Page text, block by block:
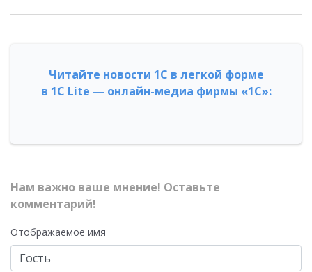
Читайте новости 1С в легкой форме
в 1С Lite — онлайн-медиа фирмы «1С»:
Нам важно ваше мнение! Оставьте
комментарий!
Отображаемое имя